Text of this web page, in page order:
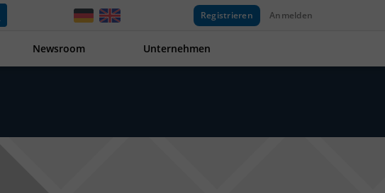
Registrieren Anmelden
Newsroom Unternehmen